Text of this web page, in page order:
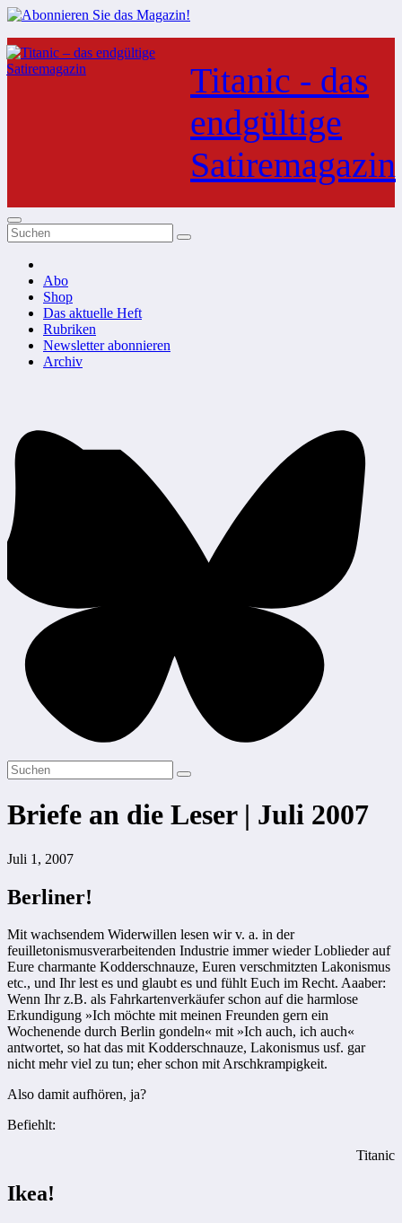
Zum
Inhalt
springen
Titanic - das
endgültige
Satiremagazin
Abo
Shop
Das aktuelle Heft
Rubriken
Newsletter abonnieren
Archiv
Briefe an die Leser | Juli 2007
Juli 1, 2007
Berliner!
Mit wachsendem Widerwillen ­lesen wir v. a. in der
feuilletonismusverarbeitenden Industrie immer wieder ­Loblieder auf
Eure charmante Kodderschnauze, Euren verschmitzten Lakonismus
etc., und Ihr lest es und glaubt es und fühlt Euch im Recht. Aaaber:
Wenn Ihr z.B. als Fahrkartenverkäufer schon auf die harmlose
Erkundigung »Ich möchte mit meinen Freunden gern ein
Wochenende durch Berlin gondeln« mit »Ich auch, ich auch«
antwortet, so hat das mit Kodderschnauze, Lakonismus usf. gar
nicht mehr viel zu tun; eher schon mit Arschkrampigkeit.
Also damit aufhören, ja?
Befiehlt:
Titanic
Ikea!